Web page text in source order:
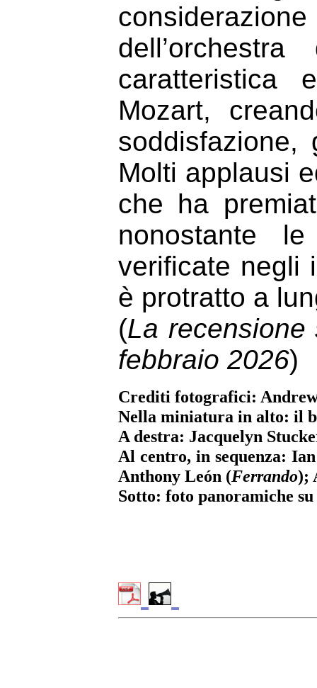
caratteristica
Mozart,
Molti applausi
che ha
nonostante
verificate negli
è protratto a
(La
febbraio 2026)
Crediti fotografici:
Nella miniatura in alto: il
A destra: Jacquelyn
Al centro, in sequenza:
Anthony León (Ferrando);
Sotto: foto panoramiche